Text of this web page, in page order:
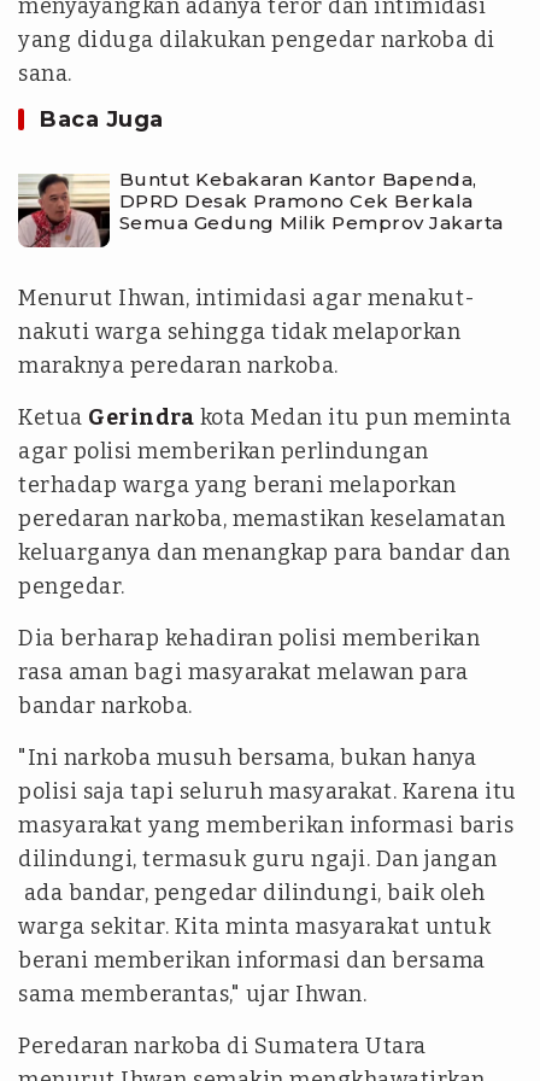
menyayangkan adanya teror dan intimidasi
yang diduga dilakukan pengedar narkoba di
sana.
Baca Juga
Buntut Kebakaran Kantor Bapenda,
DPRD Desak Pramono Cek Berkala
Semua Gedung Milik Pemprov Jakarta
Menurut Ihwan, intimidasi agar menakut-
nakuti warga sehingga tidak melaporkan
maraknya peredaran narkoba.
Ketua Gerindra kota Medan itu pun meminta
agar polisi memberikan perlindungan
terhadap warga yang berani melaporkan
peredaran narkoba, memastikan keselamatan
keluarganya dan menangkap para bandar dan
pengedar.
Dia berharap kehadiran polisi memberikan
rasa aman bagi masyarakat melawan para
bandar narkoba.
"Ini narkoba musuh bersama, bukan hanya
polisi saja tapi seluruh masyarakat. Karena itu
masyarakat yang memberikan informasi baris
dilindungi, termasuk guru ngaji. Dan jangan
ada bandar, pengedar dilindungi, baik oleh
warga sekitar. Kita minta masyarakat untuk
berani memberikan informasi dan bersama
sama memberantas," ujar Ihwan.
Peredaran narkoba di Sumatera Utara